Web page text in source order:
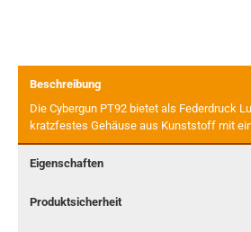
Beschreibung
Die Cybergun PT92 bietet als Federdruck
kratzfestes Gehäuse aus Kunststoff mit
Eigenschaften
Produktsicherheit